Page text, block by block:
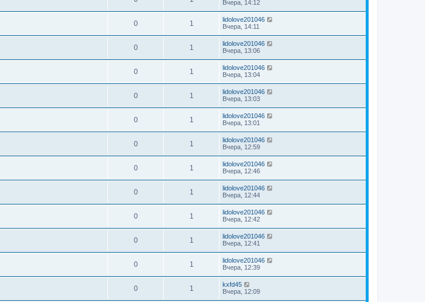
Вчера, 14:12
0 1
lidolove201046
Вчера, 14:11
0 1
lidolove201046
Вчера, 13:06
0 1
lidolove201046
Вчера, 13:04
0 1
lidolove201046
Вчера, 13:03
0 1
lidolove201046
Вчера, 13:01
0 1
lidolove201046
Вчера, 12:59
0 1
lidolove201046
Вчера, 12:46
0 1
lidolove201046
Вчера, 12:44
0 1
lidolove201046
Вчера, 12:42
0 1
lidolove201046
Вчера, 12:41
0 1
lidolove201046
Вчера, 12:39
0 1
kxfd45
Вчера, 12:09